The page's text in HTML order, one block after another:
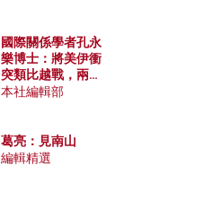
國際關係學者孔永
樂博士：將美伊衝
突類比越戰，兩者
有何異同？中國崛
本社編輯部
葛亮：見南山
編輯精選